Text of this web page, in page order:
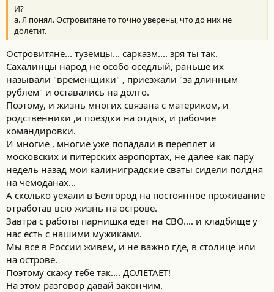
И?
а. Я понял. Островитяне то точно уверены, что до них не
долетит.
Островитяне... туземцы... сарказм.... зря ты так.
Сахалинцы народ не особо оседлый, раньше их
называли "временщики" , приезжали "за длинным
рублем" и оставались на долго.
Поэтому, и жизнь многих связана с материком, и
родственники ,и поездки на отдых, и рабочие
командировки.
И многие , многие уже попадали в переплет и
московских и питерских аэропортах, не далее как пару
недель назад мои калиниградские сваты сидели полдня
на чемоданах...
А сколько уехали в Белгород на постоянное проживание
отработав всю жизнь на острове.
Завтра с работы парнишка едет на СВО.... и кладбище у
нас есть с нашими мужиками.
Мы все в России живем, и не важно где, в столице или
на острове.
Поэтому скажу тебе так.... ДОЛЕТАЕТ!
На этом разговор давай закончим.